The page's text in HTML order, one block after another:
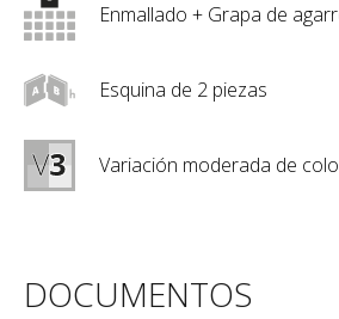
Enmallado + Grapa de
Esquina de 2 piezas
Variación moderada de
DOCUMENTOS